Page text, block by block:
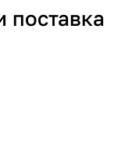
поставка